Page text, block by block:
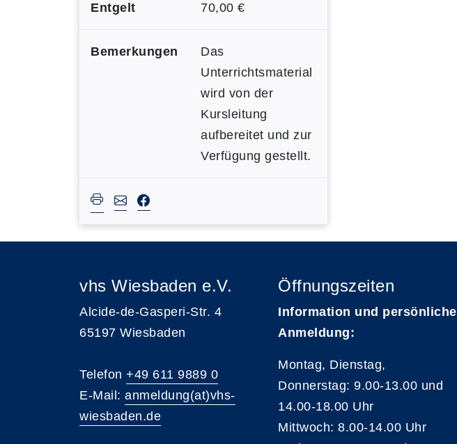
Entgelt 70,00 €
Bemerkungen
Das
Unterrichtsmaterial
wird von der
Kursleitung
aufbereitet und zur
Verfügung gestellt.
vhs Wiesbaden e.V.
Alcide-de-Gasperi-Str. 4
65197 Wiesbaden
Telefon +49 611 9889 0
E-Mail: anmeldung(at)vhs-
wiesbaden.de
Öffnungszeiten
Information und persönliche
Anmeldung:
Montag, Dienstag,
Donnerstag: 9.00-13.00 und
14.00-18.00 Uhr
Mittwoch: 8.00-14.00 Uhr